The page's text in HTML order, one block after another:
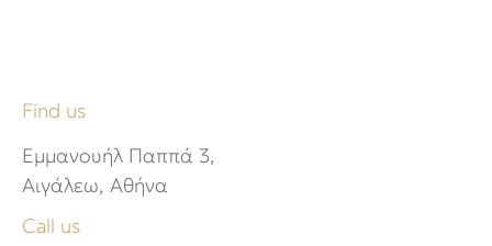
Find us
Εμμανουήλ Παππά 3,
Αιγάλεω, Αθήνα
Call us